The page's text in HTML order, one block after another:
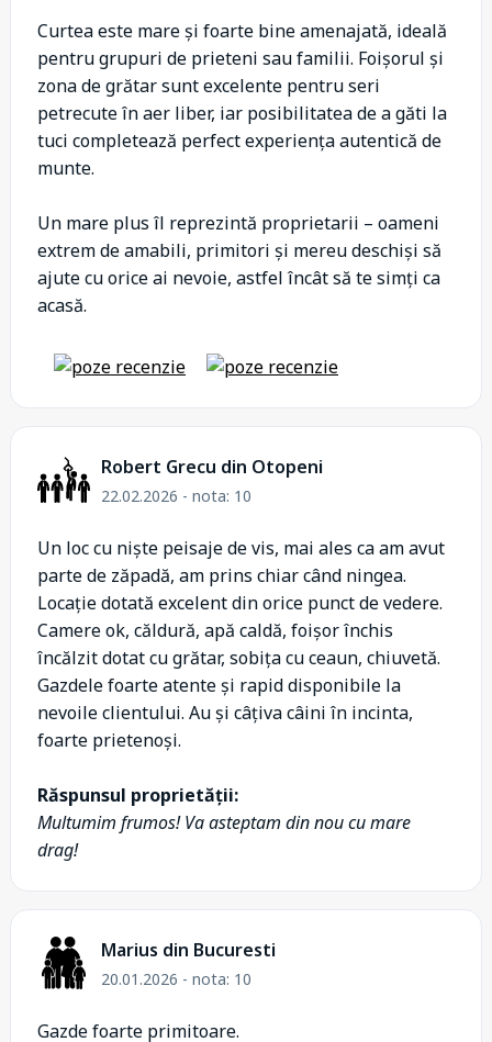
Curtea este mare și foarte bine amenajată, ideală
pentru grupuri de prieteni sau familii. Foișorul și
zona de grătar sunt excelente pentru seri
petrecute în aer liber, iar posibilitatea de a găti la
tuci completează perfect experiența autentică de
munte.
Un mare plus îl reprezintă proprietarii – oameni
extrem de amabili, primitori și mereu deschiși să
ajute cu orice ai nevoie, astfel încât să te simți ca
acasă.
Robert Grecu din Otopeni
22.02.2026 - nota: 10
Un loc cu niște peisaje de vis, mai ales ca am avut
parte de zăpadă, am prins chiar când ningea.
Locație dotată excelent din orice punct de vedere.
Camere ok, căldură, apă caldă, foișor închis
încălzit dotat cu grătar, sobița cu ceaun, chiuvetă.
Gazdele foarte atente și rapid disponibile la
nevoile clientului. Au și câțiva câini în incinta,
foarte prietenoși.
Răspunsul proprietății:
Multumim frumos! Va asteptam din nou cu mare
drag!
Marius din Bucuresti
20.01.2026 - nota: 10
Gazde foarte primitoare.